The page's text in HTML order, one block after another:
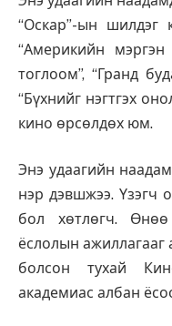
“Оскар”-ын шилдэг
“Америкийн мэргэн
тоглоом”, “Гранд
“Бүхнийг нэгтгэх
кино өрсөлдөх юм.
Энэ удаагийн
нэр дэвшжээ. Үзэгч
бол хөтлөгч.
ёслолын ажиллагааг
болсон тухай
академиас албан